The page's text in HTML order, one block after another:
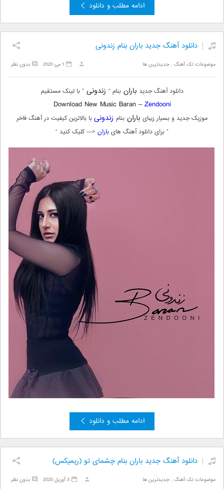
ادامه مطلب و دانلود
دانلود آهنگ جدید باران بنام زندونی
موضوعات:تک آهنگ ,جدیدترین ها بدون نظر 1 می 2020
دانلود آهنگ جدید بارانبنام “ زندونی” با لینک مستقیم
Download New Music Baran –Zendooni
موزیک جدید و بسیار زیبای باران بنام زندونیبا بالاترین کیفیت در آهنگ فاخر
” برای دانلود آهنگ هایباران <— کلیک کنید “
ادامه مطلب و دانلود
دانلود آهنگ جدید باران بنام چشمای تو (ریمیکس)
موضوعات:تک آهنگ ,جدیدترین ها بدون نظر 3 آوریل 2020